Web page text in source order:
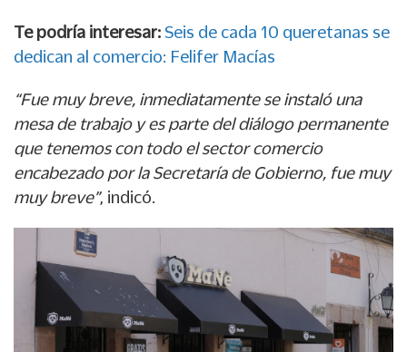
Te podría interesar: Seis de cada 10 queretanas se
dedican al comercio: Felifer Macías
“Fue muy breve, inmediatamente se instaló una
mesa de trabajo y es parte del diálogo permanente
que tenemos con todo el sector comercio
encabezado por la Secretaría de Gobierno, fue muy
muy breve”, indicó.